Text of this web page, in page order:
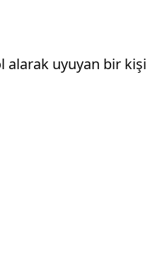
uyuyan bir kişi